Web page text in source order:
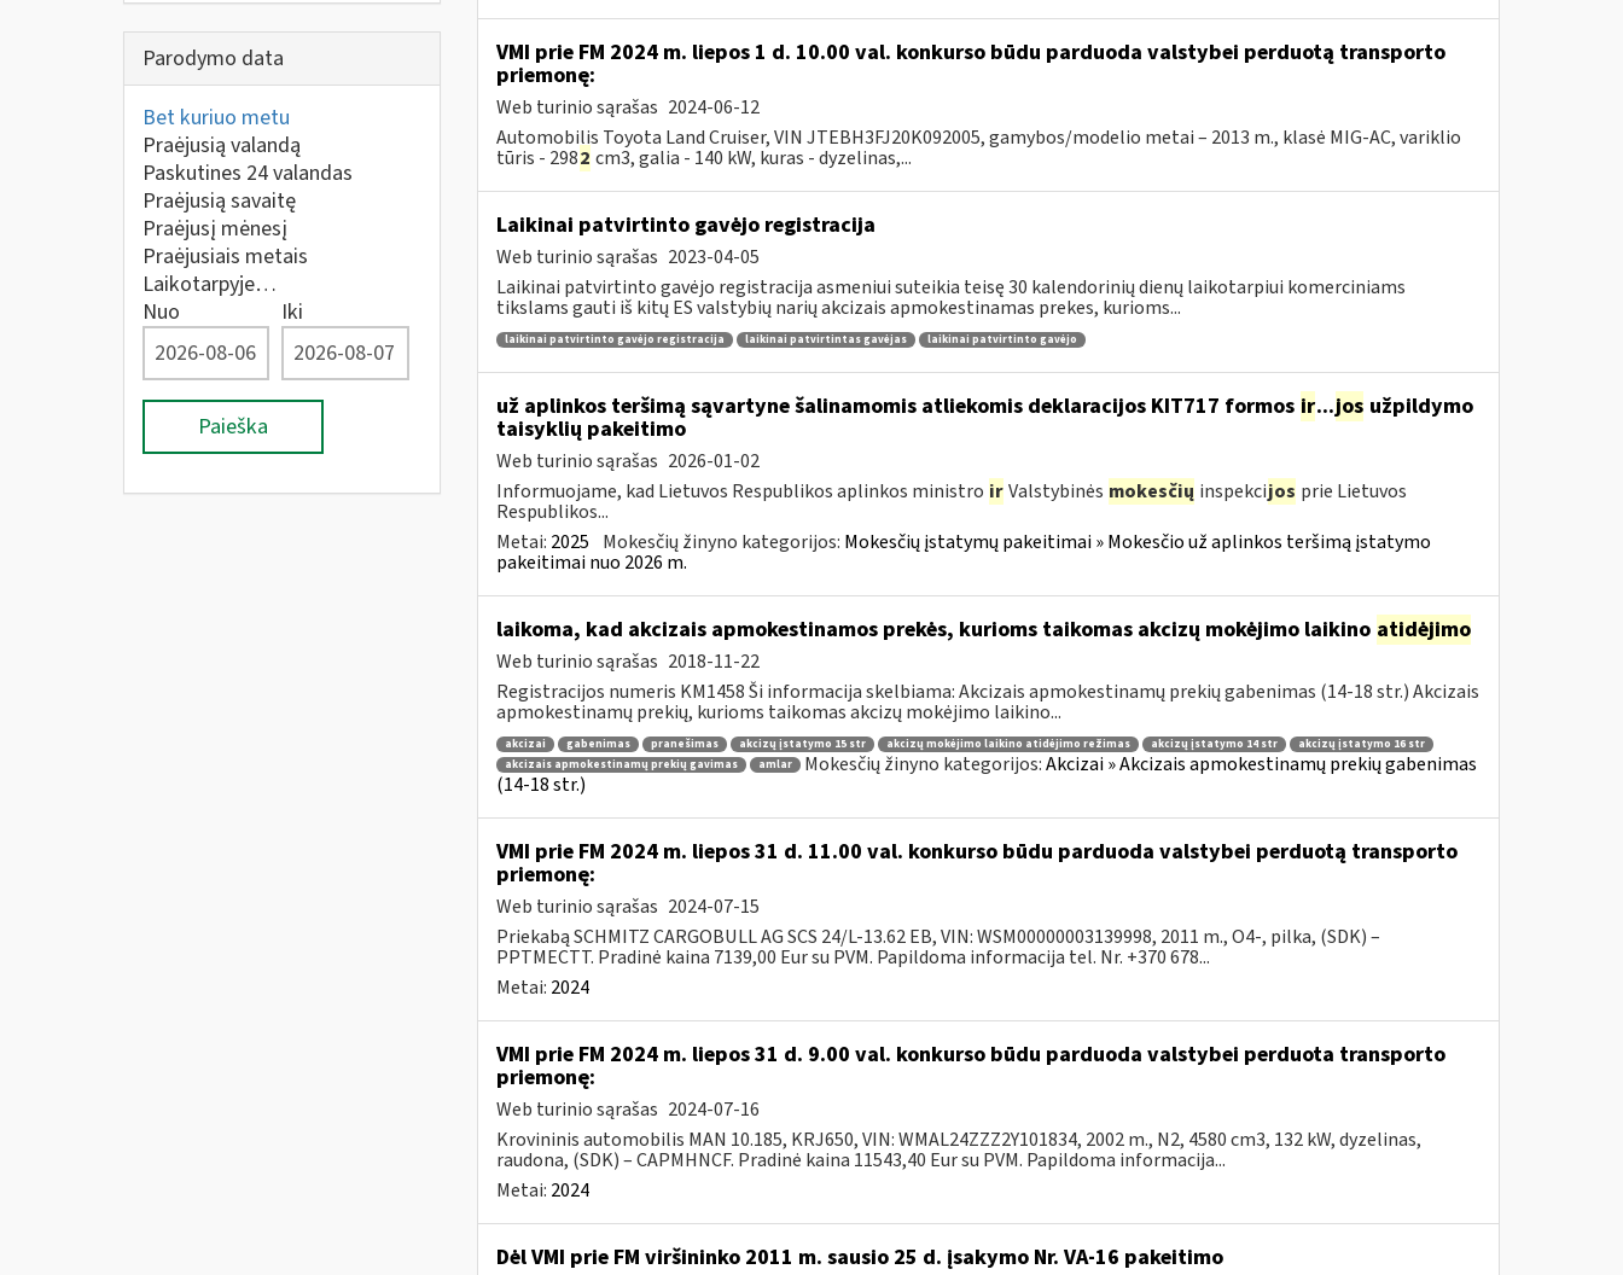
Parodymo data
Bet kuriuo metu
Praėjusią valandą
Paskutines 24 valandas
Praėjusią savaitę
Praėjusį mėnesį
Praėjusiais metais
Laikotarpyje…
Nuo
Iki
Paieška
VMI prie FM 2024 m. liepos 1 d. 10.00 val. konkurso būdu parduoda valstybei perduotą transporto
priemonę:
Web turinio sąrašas 2024-06-12
Automobilis Toyota Land Cruiser, VIN JTEBH3FJ20K092005, gamybos/modelio metai – 2013 m., klasė MIG-AC, variklio
tūris - 2982 cm3, galia - 140 kW, kuras - dyzelinas,...
Laikinai patvirtinto gavėjo registracija
Web turinio sąrašas 2023-04-05
Laikinai patvirtinto gavėjo registracija asmeniui suteikia teisę 30 kalendorinių dienų laikotarpiui komerciniams
tikslams gauti iš kitų ES valstybių narių akcizais apmokestinamas prekes, kurioms...
laikinai patvirtinto gavėjo registracija laikinai patvirtintas gavėjas laikinai patvirtinto gavėjo
už aplinkos teršimą sąvartyne šalinamomis atliekomis deklaracijos KIT717 formos ir...jos užpildymo
taisyklių pakeitimo
Web turinio sąrašas 2026-01-02
Informuojame, kad Lietuvos Respublikos aplinkos ministro ir Valstybinės mokesčių inspekcijos prie Lietuvos
Respublikos...
Metai: 2025 Mokesčių žinyno kategorijos: Mokesčių įstatymų pakeitimai » Mokesčio už aplinkos teršimą įstatymo
pakeitimai nuo 2026 m.
laikoma, kad akcizais apmokestinamos prekės, kurioms taikomas akcizų mokėjimo laikino atidėjimo
Web turinio sąrašas 2018-11-22
Registracijos numeris KM1458 Ši informacija skelbiama: Akcizais apmokestinamų prekių gabenimas (14-18 str.) Akcizais
apmokestinamų prekių, kurioms taikomas akcizų mokėjimo laikino...
akcizai gabenimas pranešimas akcizų įstatymo 15 str akcizų mokėjimo laikino atidėjimo režimas akcizų įstatymo 14 str
akcizų įstatymo 16 str
akcizais apmokestinamų prekių gavimas
amlar Mokesčių žinyno kategorijos:Akcizai » Akcizais apmokestinamų prekių gabenimas
(14-18 str.)
VMI prie FM 2024 m. liepos 31 d. 11.00 val. konkurso būdu parduoda valstybei perduotą transporto
priemonę:
Web turinio sąrašas 2024-07-15
Priekabą SCHMITZ CARGOBULL AG SCS 24/L-13.62 EB, VIN: WSM00000003139998, 2011 m., O4-, pilka, (SDK) –
PPTMECTT. Pradinė kaina 7139,00 Eur su PVM. Papildoma informacija tel. Nr. +370 678...
Metai: 2024
VMI prie FM 2024 m. liepos 31 d. 9.00 val. konkurso būdu parduoda valstybei perduota transporto
priemonę:
Web turinio sąrašas 2024-07-16
Krovininis automobilis MAN 10.185, KRJ650, VIN: WMAL24ZZZ2Y101834, 2002 m., N2, 4580 cm3, 132 kW, dyzelinas,
raudona, (SDK) – CAPMHNCF. Pradinė kaina 11543,40 Eur su PVM. Papildoma informacija...
Metai: 2024
Dėl VMI prie FM viršininko 2011 m. sausio 25 d. įsakymo Nr. VA-16 pakeitimo